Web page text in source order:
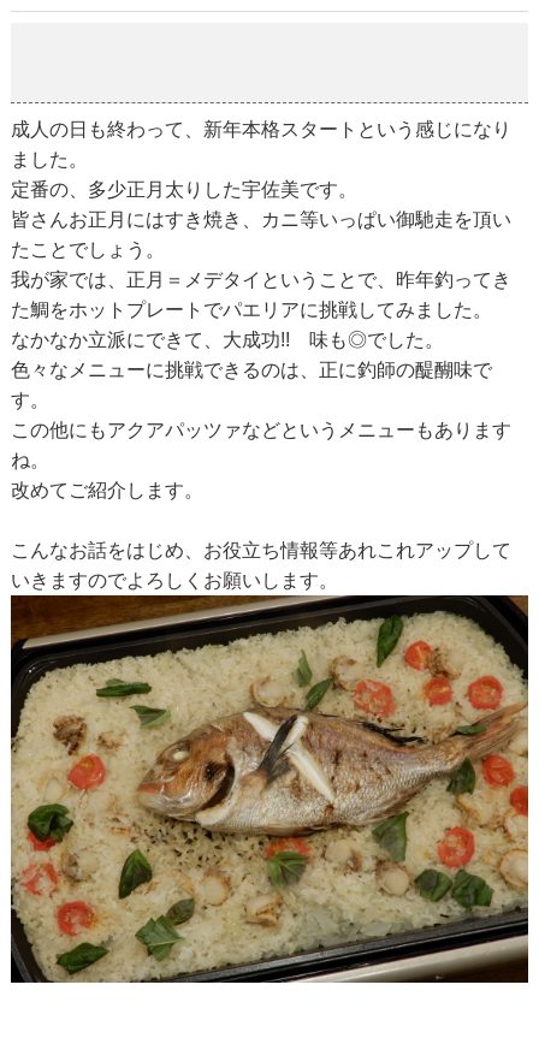
成人の日も終わって、新年本格スタートという感じになり
ました。
定番の、多少正月太りした宇佐美です。
皆さんお正月にはすき焼き、カニ等いっぱい御馳走を頂い
たことでしょう。
我が家では、正月＝メデタイということで、昨年釣ってき
た鯛をホットプレートでパエリアに挑戦してみました。
なかなか立派にできて、大成功!! 味も◎でした。
色々なメニューに挑戦できるのは、正に釣師の醍醐味で
す。
この他にもアクアパッツァなどというメニューもあります
ね。
改めてご紹介します。
こんなお話をはじめ、お役立ち情報等あれこれアップして
いきますのでよろしくお願いします。